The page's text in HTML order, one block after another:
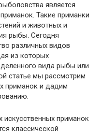
является
Такие приманки
и животных и
рыбы. Сегодня
различных видов
из которых
вида рыбы или
статье мы рассмотрим
приманок и дадим
приманок
классической